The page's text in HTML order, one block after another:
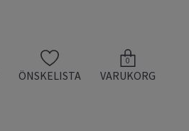
ÖNSKELISTA
0
VARUKORG